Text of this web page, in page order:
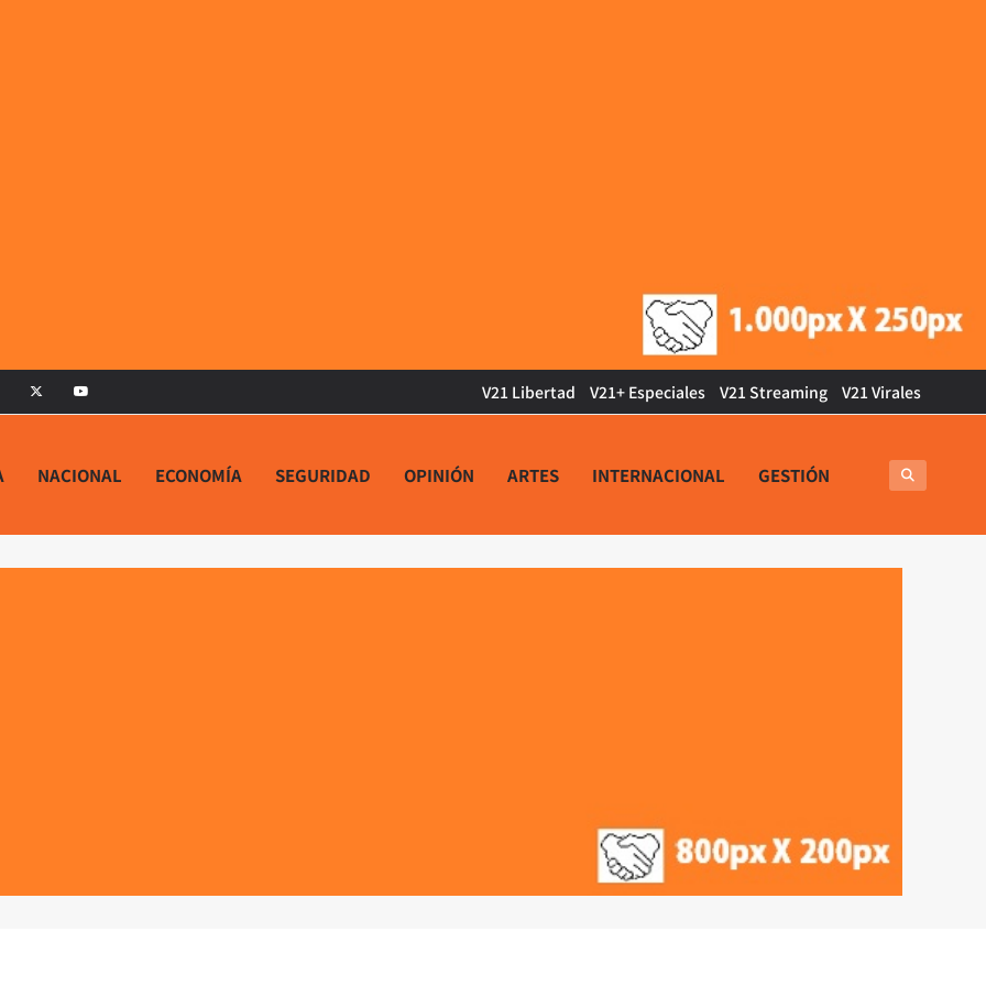
V21 Libertad V21+ Especiales V21 Streaming V21 Virales
NACIONAL ECONOMÍA SEGURIDAD OPINIÓN ARTES INTERNACIONAL GESTIÓN